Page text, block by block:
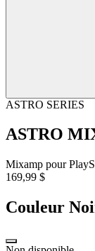
ASTRO SERIES
ASTRO
Mixamp pour
169,99 $
Couleur